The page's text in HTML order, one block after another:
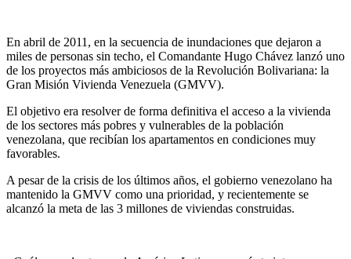
En abril de 2011, en la secuencia de inundaciones que dejaron a
miles de personas sin techo, el Comandante Hugo Chávez lanzó uno
de los proyectos más ambiciosos de la Revolución Bolivariana: la
Gran Misión Vivienda Venezuela (GMVV).
El objetivo era resolver de forma definitiva el acceso a la vivienda
de los sectores más pobres y vulnerables de la población
venezolana, que recibían los apartamentos en condiciones muy
favorables.
A pesar de la crisis de los últimos años, el gobierno venezolano ha
mantenido la GMVV como una prioridad, y recientemente se
alcanzó la meta de las 3 millones de viviendas construidas.